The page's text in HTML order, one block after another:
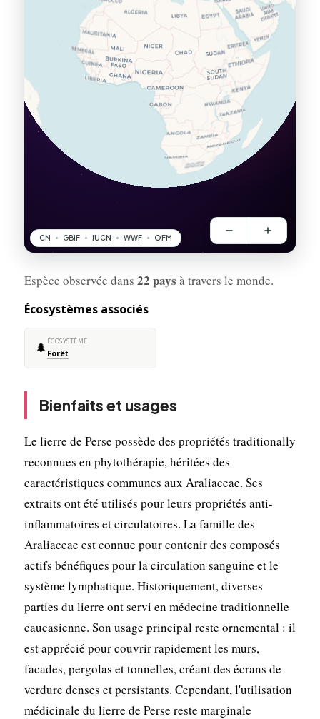
Espèce observée dans 22 pays à travers le monde.
Écosystèmes associés
🌲 ÉCOSYSTÈME
Forêt
Bienfaits et usages
Le lierre de Perse possède des propriétés traditionally
reconnues en phytothérapie, héritées des
caractéristiques communes aux Araliaceae. Ses
extraits ont été utilisés pour leurs propriétés anti-
inflammatoires et circulatoires. La famille des
Araliaceae est connue pour contenir des composés
actifs bénéfiques pour la circulation sanguine et le
système lymphatique. Historiquement, diverses
parties du lierre ont servi en médecine traditionnelle
caucasienne. Son usage principal reste ornemental : il
est apprécié pour couvrir rapidement les murs,
facades, pergolas et tonnelles, créant des écrans de
verdure denses et persistants. Cependant, l'utilisation
médicinale du lierre de Perse reste marginale